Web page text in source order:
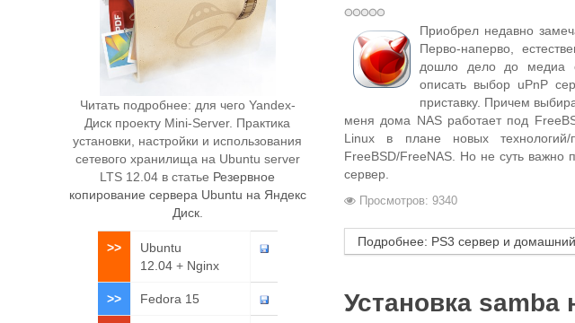
Приобрел недавно
Перво-наперво,
дошло дело до медиа
описать выбор uPnP
приставку. Причем
меня дома NAS работает под
Linux в плане новых
FreeBSD/FreeNAS. Но не суть важно
сервер.
Просмотров: 9340
Подробнее: PS3 сервер и
Установка samba
Читать подробнее: для чего Yandex-
Диск проекту Mini-Server. Практика
установки, настройки и использования
сетевого хранилища на Ubuntu server
LTS 12.04 в статье Резервное
копирование сервера Ubuntu на Яндекс
Диск.
>>
Ubuntu
12.04+ Nginx
>> Fedora 15